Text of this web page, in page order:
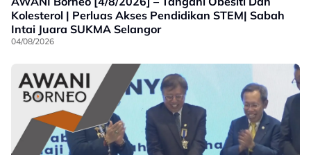
Kolesterol | Perluas Akses Pendidikan STEM| Sabah
Intai Juara SUKMA Selangor
04/08/2026